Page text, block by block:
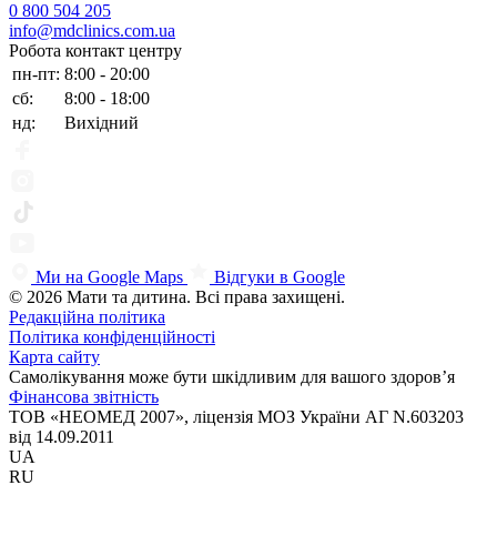
0 800 504 205
info@mdclinics.com.ua
Робота контакт центру
пн-пт: 8:00 - 20:00
сб:
8:00 - 18:00
нд:
Вихідний
Ми на Google Maps
Відгуки в Google
© 2026 Мати та дитина. Всі права захищені.
Редакційна політика
Політика конфіденційності
Карта сайту
Самолікування може бути шкідливим для вашого здоров’я
Фінансова звітність
ТОВ «НЕОМЕД 2007», ліцензія МОЗ України АГ N.603203
від 14.09.2011
UA
RU